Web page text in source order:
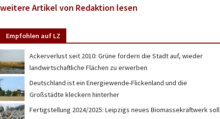
weitere Artikel von Redaktion lesen
Empfohlen auf LZ
Ackerverlust seit 2010: Grüne fordern die Stadt auf, wieder
landwirtschaftliche Flächen zu erwerben
Deutschland ist ein Energiewende-Flickenland und die
Großstädte kleckern hinterher
Fertigstellung 2024/2025: Leipzigs neues Biomassekraftwerk soll